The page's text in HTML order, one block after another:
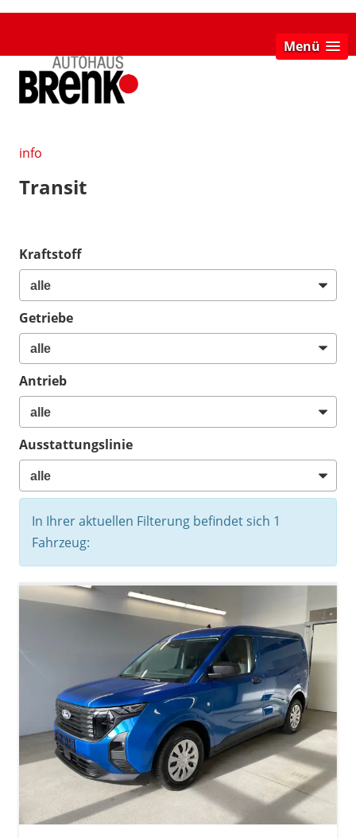
Menü
info
Transit
Kraftstoff
Getriebe
Antrieb
Ausstattungslinie
In Ihrer aktuellen Filterung befindet sich 1
Fahrzeug: